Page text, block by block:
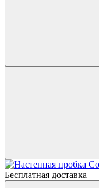
Бесплатная доставка